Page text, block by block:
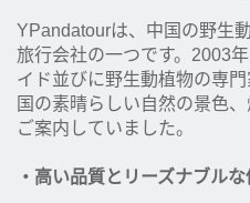
YPandatourは、中国の野生
旅行会社の一つです。2003
イド並びに野生動植物の専
国の素晴らしい自然の景色
ご案内していました。
・高い品質とリーズナブル